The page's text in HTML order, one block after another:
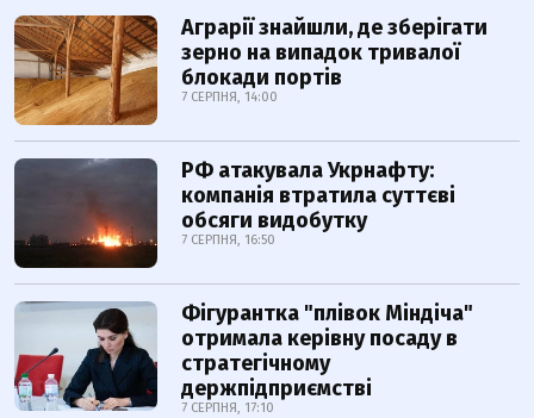
Аграрії знайшли, де зберігати
зерно на випадок тривалої
блокади портів
7 СЕРПНЯ, 14:00
РФ атакувала Укрнафту:
компанія втратила суттєві
обсяги видобутку
7 СЕРПНЯ, 16:50
Фігурантка "плівок Міндіча"
отримала керівну посаду в
стратегічному
держпідприємстві
7 СЕРПНЯ, 17:10